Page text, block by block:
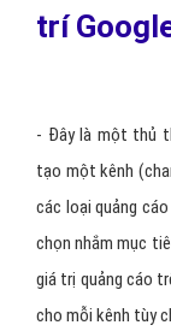
trí
- Đây là một thủ
tạo một kênh
các loại quảng
chọn nhắm mục
giá trị quảng cáo
cho mỗi kênh tùy